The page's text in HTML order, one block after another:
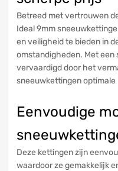
Betreed met vertrouwen
Ideal 9mm
en veiligheid te bieden in
omstandigheden. Met een
vervaardigd door het
sneeuwkettingen
Eenvoudige
Deze kettingen zijn
waardoor ze gemakkelijk